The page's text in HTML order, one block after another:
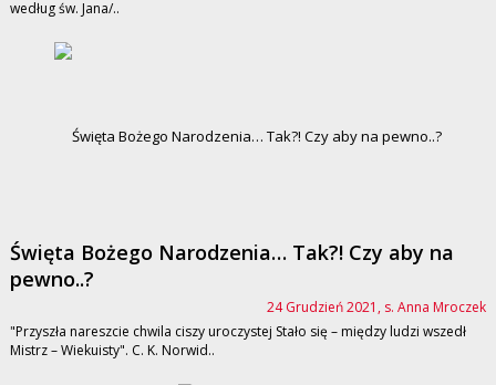
według św. Jana/..
Święta Bożego Narodzenia… Tak?! Czy aby na
pewno..?
24 Grudzień 2021, s. Anna Mroczek
"Przyszła nareszcie chwila ciszy uroczystej Stało się – między ludzi wszedł
Mistrz – Wiekuisty". C. K. Norwid..